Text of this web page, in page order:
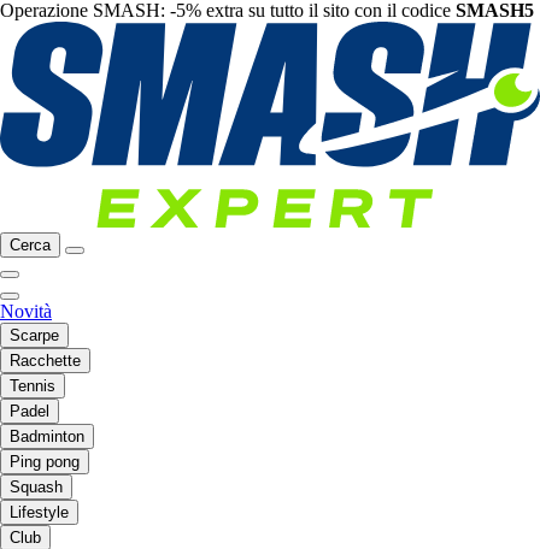
Operazione SMASH: -5% extra su tutto il sito con il codice SMASH5
Cerca
Novità
Scarpe
Racchette
Tennis
Padel
Badminton
Ping pong
Squash
Lifestyle
Club